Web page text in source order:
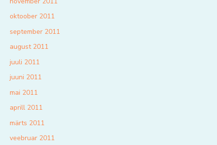
oktoober 2011
september 2011
august 2011
juuli 2011
juuni 2011
mai 2011
aprill 2011
märts 2011
veebruar 2011